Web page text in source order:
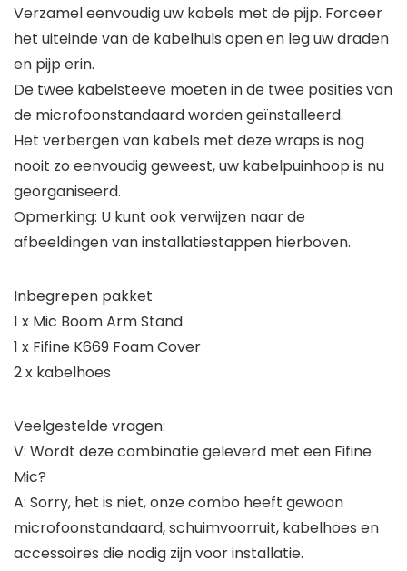
Verzamel eenvoudig uw kabels met de pijp. Forceer
het uiteinde van de kabelhuls open en leg uw draden
en pijp erin.
De twee kabelsteeve moeten in de twee posities van
de microfoonstandaard worden geïnstalleerd.
Het verbergen van kabels met deze wraps is nog
nooit zo eenvoudig geweest, uw kabelpuinhoop is nu
georganiseerd.
Opmerking: U kunt ook verwijzen naar de
afbeeldingen van installatiestappen hierboven.
Inbegrepen pakket
1 x Mic Boom Arm Stand
1 x Fifine K669 Foam Cover
2 x kabelhoes
Veelgestelde vragen:
V: Wordt deze combinatie geleverd met een Fifine
Mic?
A: Sorry, het is niet, onze combo heeft gewoon
microfoonstandaard, schuimvoorruit, kabelhoes en
accessoires die nodig zijn voor installatie.